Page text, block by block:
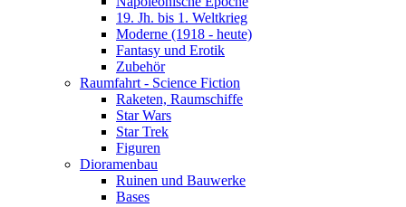
19. Jh. bis 1. Weltkrieg
Moderne (1918 - heute)
Fantasy und Erotik
Zubehör
Raumfahrt - Science Fiction
Raketen, Raumschiffe
Star Wars
Star Trek
Figuren
Dioramenbau
Ruinen und Bauwerke
Bases